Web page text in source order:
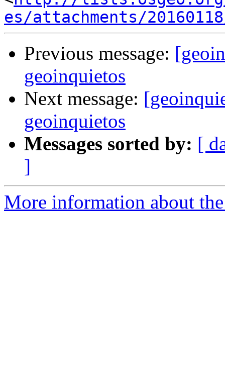
es/attachments/
Previous message:
geoinquietos
Next message:
geoinquietos
Messages sorted by: [
]
More information about